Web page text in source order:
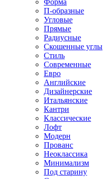
Форма
П-образные
Угловые
Прямые
Радиусные
Скошенные углы
Стиль
Современные
Евро
Английские
Дизайнерские
Итальянские
Кантри
Классические
Лофт
Модерн
Прованс
Неоклассика
Минимализм
Под старину